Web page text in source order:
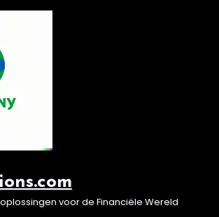
voor de Financiële Wereld